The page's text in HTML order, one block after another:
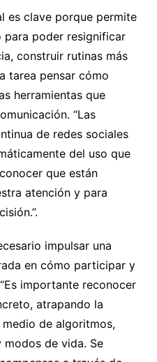
es clave porque permite
para poder resignificar
construir rutinas más
tarea pensar cómo
herramientas que
“Las
de redes sociales
del uso que
que están
atención y para
impulsar una
en cómo participar y
importante reconocer
atrapando la
de algoritmos,
de vida. Se